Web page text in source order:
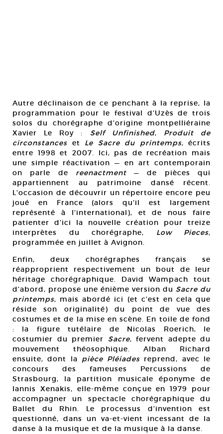
Autre déclinaison de ce penchant à la reprise, la
programmation pour le festival d’Uzès de trois
solos du chorégraphe d’origine montpelliéraine
Xavier Le Roy : Self Unfinished, Produit de
circonstances et Le Sacre du printemps, écrits
entre 1998 et 2007. Ici, pas de recréation mais
une simple réactivation — en art contemporain
on parle de reenactment— de pièces qui
appartiennent au patrimoine dansé récent.
L’occasion de découvrir un répertoire encore peu
joué en France (alors qu’il est largement
représenté à l’international), et de nous faire
patienter d’ici la nouvelle création pour treize
interprètes du chorégraphe, Low Pieces,
programmée en juillet à Avignon.
Enfin, deux chorégraphes français se
réapproprient respectivement un bout de leur
héritage chorégraphique. David Wampach tout
d’abord, propose une énième version du Sacre du
printemps, mais abordé ici (et c’est en cela que
réside son originalité) du point de vue des
costumes et de la mise en scène. En toile de fond
: la figure tutélaire de Nicolas Roerich, le
costumier du premier Sacre, fervent adepte du
mouvement théosophique. Alban Richard
ensuite, dont la pièce Pléiades reprend, avec le
concours des fameuses Percussions de
Strasbourg, la partition musicale éponyme de
Iannis Xenakis, elle-même conçue en 1979 pour
accompagner un spectacle chorégraphique du
Ballet du Rhin. Le processus d’invention est
questionné, dans un va-et-vient incessant de la
danse à la musique et de la musique à la danse.